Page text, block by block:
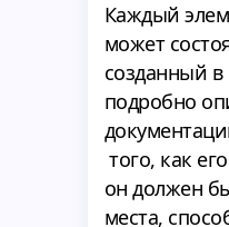
Каждый
может
созданный в
подробно
того, как
он должен
места,